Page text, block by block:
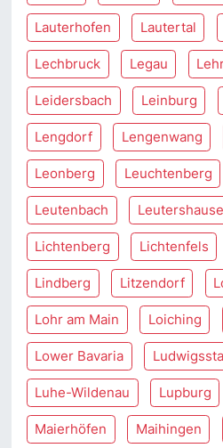
Lauterhofen Lautertal
Lechbruck Legau
Leidersbach Leinburg
Lengdorf Lengenwang
Leonberg Leuchtenberg
Leutenbach
Lichtenberg Lichtenfels
Lindberg Litzendorf
Lohr am Main Loiching
Lower Bavaria
Luhe-Wildenau Lupburg
Maierhöfen Maihingen